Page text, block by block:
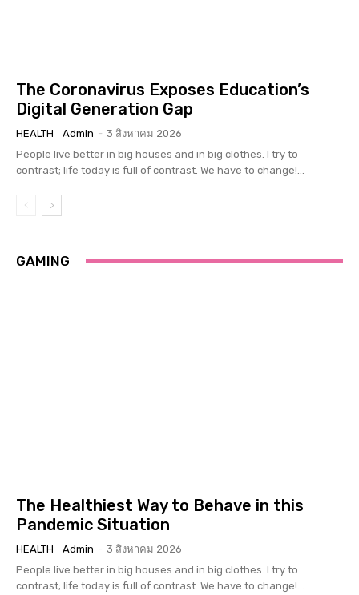
The Coronavirus Exposes Education’s
Digital Generation Gap
HEALTH Admin - 3 สิงหาคม 2026
People live better in big houses and in big clothes. I try to
contrast; life today is full of contrast. We have to change!...
GAMING
The Healthiest Way to Behave in this
Pandemic Situation
HEALTH Admin - 3 สิงหาคม 2026
People live better in big houses and in big clothes. I try to
contrast; life today is full of contrast. We have to change!...